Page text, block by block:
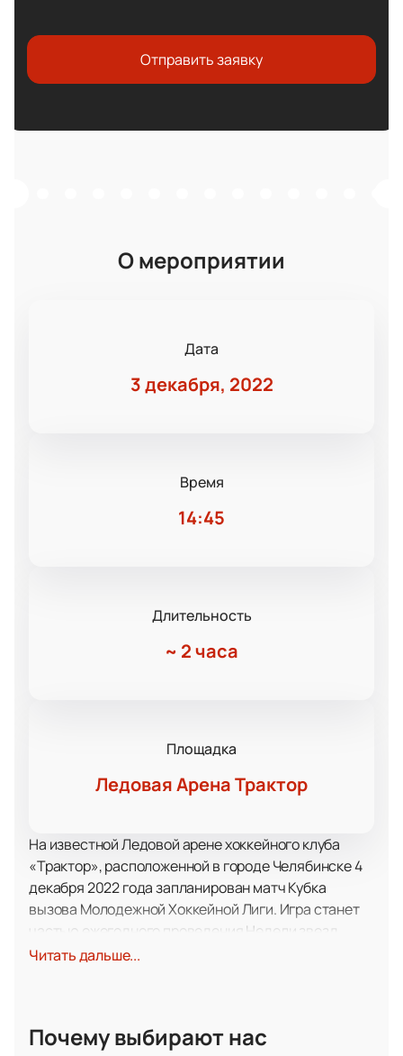
Отправить заявку
О мероприятии
Дата
3 декабря, 2022
Время
14:45
Длительность
~ 2 часа
Площадка
Ледовая Арена Трактор
На известной Ледовой арене хоккейного клуба
«Трактор», расположенной в городе Челябинске 4
декабря 2022 года запланирован матч Кубка
вызова Молодежной Хоккейной Лиги. Игра станет
частью ежегодного проведения Недели звезд
хоккея-2023.
поводом гордости по той причине, что местом
Читать дальше...
Почему выбирают нас